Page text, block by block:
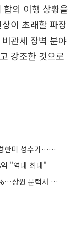
의 이행 상황을
이 초래할 파장
관세 장벽 분야
강조한 것으로
상상인증권 “한미약품, 머크향 수출·북경한미 성수기…목표가 상향”
"역대 최대"
美 클래리티 법안 연내 통과 가능성 13%…상원 문턱서 제동